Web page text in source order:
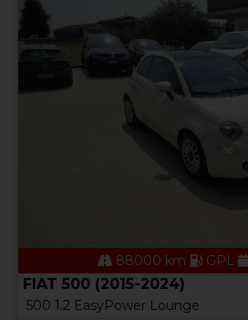
88000 km GPL
FIAT 500 (2015-2024)
500 1.2 EasyPower Lounge